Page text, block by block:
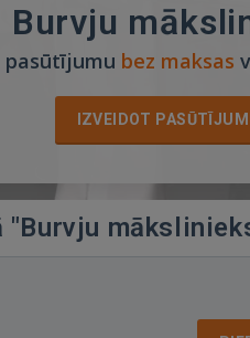
Burvju
pasūtījumu bez maksas
IZVEIDOT